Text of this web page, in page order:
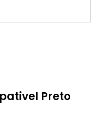
Preto